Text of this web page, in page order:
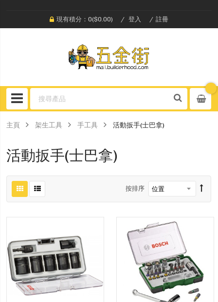
現有積分：0($0.00) 登入 註冊
主頁 架生工具 手工具 活動扳手(士巴拿)
活動扳手(士巴拿)
按排序